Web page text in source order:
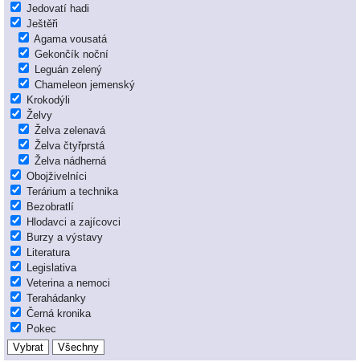
Jedovatí hadi
Ještěři
Agama vousatá
Gekončík noční
Leguán zelený
Chameleon jemenský
Krokodýli
Želvy
Želva zelenavá
Želva čtyřprstá
Želva nádherná
Obojživelníci
Terárium a technika
Bezobratlí
Hlodavci a zajícovci
Burzy a výstavy
Literatura
Legislativa
Veterina a nemoci
Terahádanky
Černá kronika
Pokec